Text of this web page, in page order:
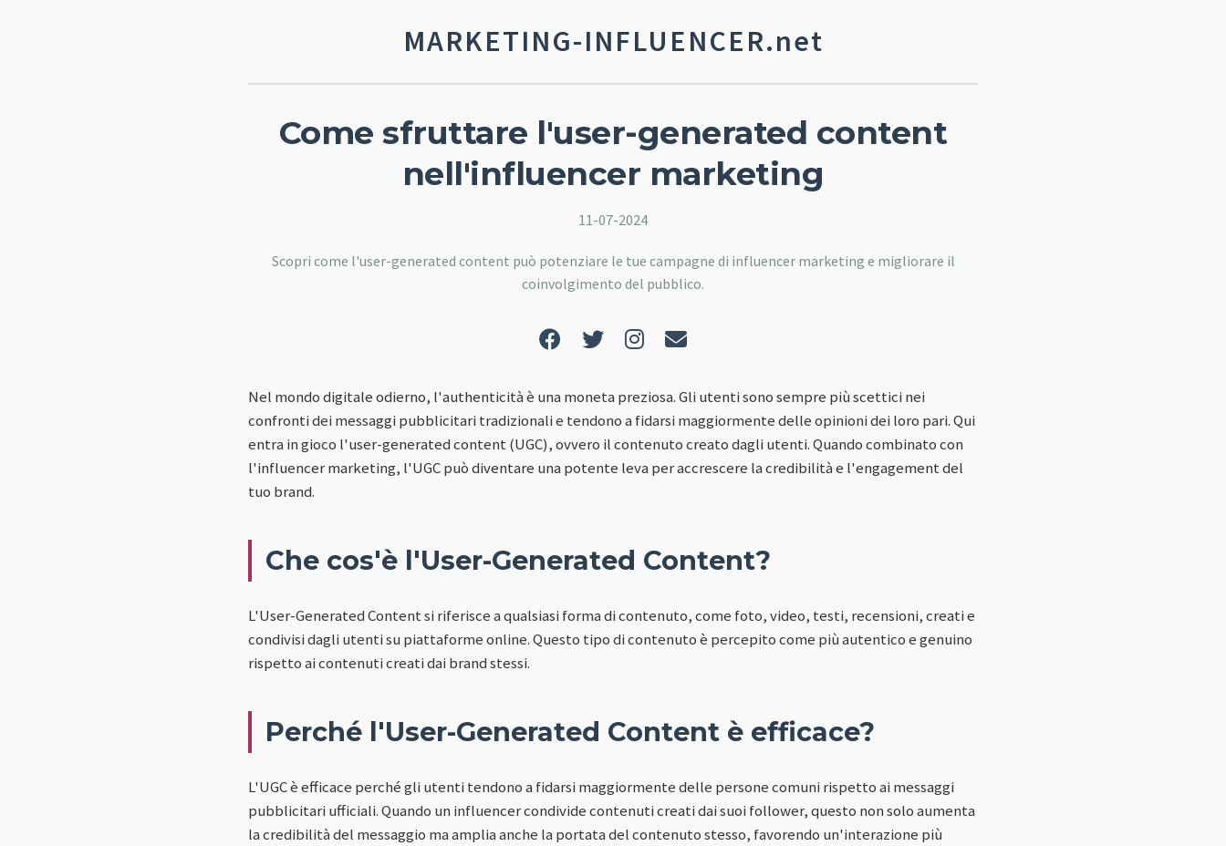
MARKETING-INFLUENCER.net
Come sfruttare l'user-generated content
nell'influencer marketing
11-07-2024
Scopri come l'user-generated content può potenziare le tue campagne di influencer marketing e migliorare il
coinvolgimento del pubblico.
Nel mondo digitale odierno, l'authenticità è una moneta preziosa. Gli utenti sono sempre più scettici nei
confronti dei messaggi pubblicitari tradizionali e tendono a fidarsi maggiormente delle opinioni dei loro pari. Qui
entra in gioco l'user-generated content (UGC), ovvero il contenuto creato dagli utenti. Quando combinato con
l'influencer marketing, l'UGC può diventare una potente leva per accrescere la credibilità e l'engagement del
tuo brand.
Che cos'è l'User-Generated Content?
L'User-Generated Content si riferisce a qualsiasi forma di contenuto, come foto, video, testi, recensioni, creati e
condivisi dagli utenti su piattaforme online. Questo tipo di contenuto è percepito come più autentico e genuino
rispetto ai contenuti creati dai brand stessi.
Perché l'User-Generated Content è efficace?
L'UGC è efficace perché gli utenti tendono a fidarsi maggiormente delle persone comuni rispetto ai messaggi
pubblicitari ufficiali. Quando un influencer condivide contenuti creati dai suoi follower, questo non solo aumenta
la credibilità del messaggio ma amplia anche la portata del contenuto stesso, favorendo un'interazione più